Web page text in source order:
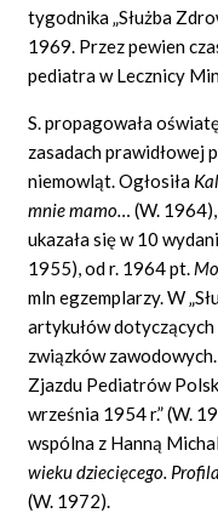
tygodnika „Służba
1969. Przez pewien
pediatra w Lecznicy
S. propagowała
zasadach prawidłowej
niemowląt. Ogłosiła
mnie mamo…(W.
ukazała się w 10
1955), od r. 1964 pt.
mln egzemplarzy. W
artykułów
związków
Zjazdu Pediatrów
września 1954 r.” (W.
wspólna z Hanną
wieku dziecięcego.
(W. 1972).